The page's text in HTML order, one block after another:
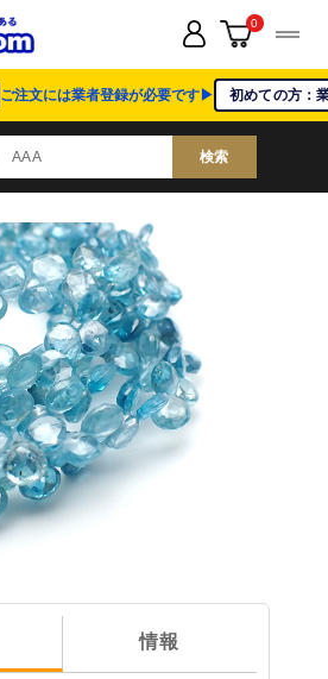
ご注文には業者登録が必要です▶ 初めての方：
検索
0
情報